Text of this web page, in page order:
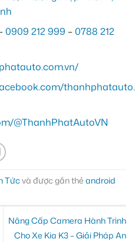
0909 212 999 –0788 212
@ThanhPhatAutoVN
Tứcvà được gắn thẻ android
Nâng Cấp Camera Hành Trình
Cho Xe Kia K3 – Giải Pháp An